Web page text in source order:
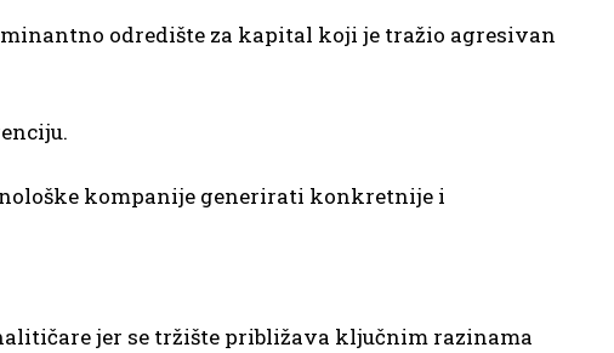
odredište za kapital koji je tražio agresivan
kompanije generirati konkretnije i
jer se tržište približava ključnim razinama